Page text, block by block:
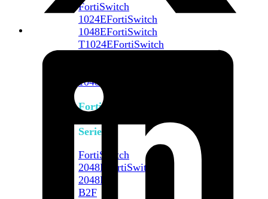
FortiSwitch
1024EFortiSwitch
1048EFortiSwitch
T1024EFortiSwitch
1048G
FortiSwitch
Series
FortiSwitch
2048F
FortiSwitch
2048F-
B2F